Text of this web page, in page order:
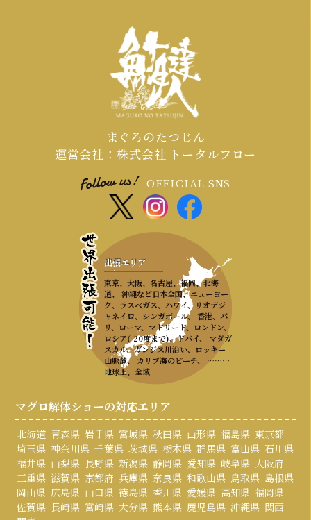
～4月頃）は、職人やマグロの仕入れ、
会場の調整が集中するため、お早めの
ご連絡が必須となります。
まぐろのたつじん
運営会社：株式会社 トータルフロー
OFFICIAL SNS
出張エリア
東京、大阪、名古屋、福岡、北海
道、 沖縄など日本全国、ニューヨー
ク、ラスベガス、ハワイ、リオデジ
ャネイロ、シンガポール、 香港、パ
リ、ローマ、マドリード、ロンドン、
ロシア(-20度まで)、ドバイ、 マダガ
スカル、ガンジス川沿い、ロッキー
山脈麓、 カリブ海のビーチ、 ………
地球上、全域
マグロ解体ショーの対応エリア
北海道 青森県 岩手県 宮城県 秋田県 山形県 福島県 東京都
埼玉県 神奈川県 千葉県 茨城県 栃木県 群馬県 富山県 石川県
福井県 山梨県 長野県 新潟県 静岡県 愛知県 岐阜県 大阪府
三重県 滋賀県 京都府 兵庫県 奈良県 和歌山県 鳥取県 島根県
岡山県 広島県 山口県 徳島県 香川県 愛媛県 高知県 福岡県
佐賀県 長崎県 宮崎県 大分県 熊本県 鹿児島県 沖縄県 関西